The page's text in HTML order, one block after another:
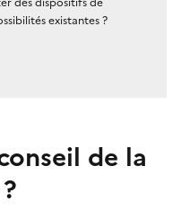
existantes ?
de la
?